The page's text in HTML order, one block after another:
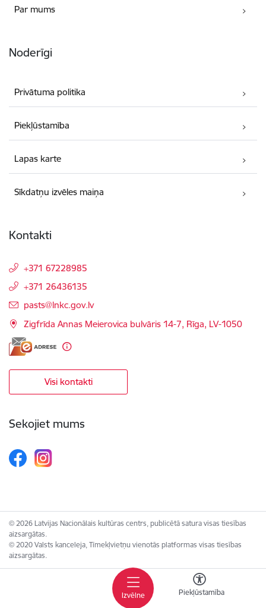
Izvēlne Piekļūstamība
Par mums
Noderīgi
Privātuma politika
Piekļūstamība
Lapas karte
Sīkdatņu izvēles maiņa
Kontakti
+371 67228985
+371 26436135
E-pasts:
pasts@lnkc.gov.lv
Zigfrīda Annas Meierovica bulvāris 14-7, Rīga, LV-1050
Visi kontakti
Sekojiet mums
© 2026 Latvijas Nacionālais kultūras centrs, publicētā satura visas tiesības
aizsargātas.
© 2020 Valsts kanceleja, Tīmekļvietņu vienotās platformas visas tiesības
aizsargātas.